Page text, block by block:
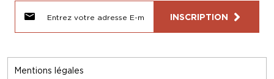
Mentions légales
INSCRIPTION